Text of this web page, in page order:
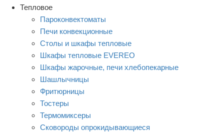
Тепловое
Пароконвектоматы
Печи конвекционные
Столы и шкафы тепловые
Шкафы тепловые EVEREO
Шкафы жарочные, печи хлебопекарные
Шашлычницы
Фритюрницы
Тостеры
Термомиксеры
Сковороды опрокидывающиеся